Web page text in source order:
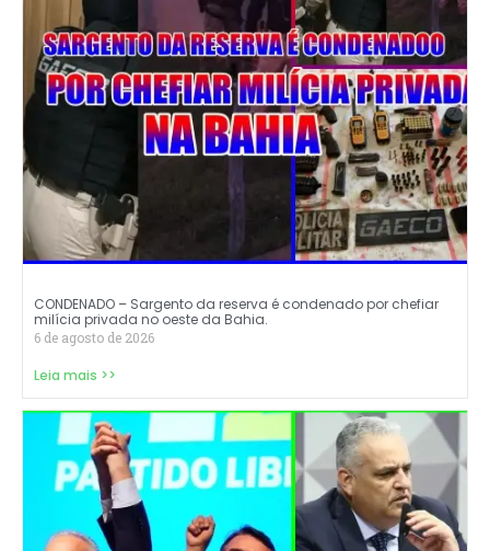
CONDENADO – Sargento da reserva é condenado por chefiar
milícia privada no oeste da Bahia.
6 de agosto de 2026
Leia mais >>